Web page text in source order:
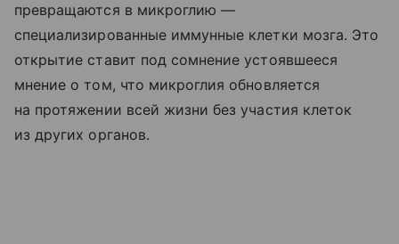
превращаются в микроглию —
специализированные иммунные клетки мозга. Это
открытие ставит под сомнение устоявшееся
мнение о том, что микроглия обновляется
на протяжении всей жизни без участия клеток
из других органов.